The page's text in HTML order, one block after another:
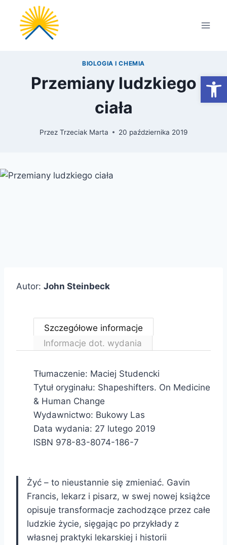
Przejdź
treści
BIOLOGIA I CHEMIA
Przemiany ludzkiego
ciała
Przez Trzeciak Marta 20 października 2019
Autor: John Steinbeck
Szczegółowe informacje
Informacje dot. wydania
Tłumaczenie: Maciej Studencki
Tytuł oryginału: Shapeshifters. On Medicine
& Human Change
Wydawnictwo: Bukowy Las
Data wydania: 27 lutego 2019
ISBN 978-83-8074-186-7
Żyć – to nieustannie się zmieniać. Gavin
Francis, lekarz i pisarz, w swej nowej książce
opisuje transformacje zachodzące przez całe
ludzkie życie, sięgając po przykłady z
własnej praktyki lekarskiej i historii